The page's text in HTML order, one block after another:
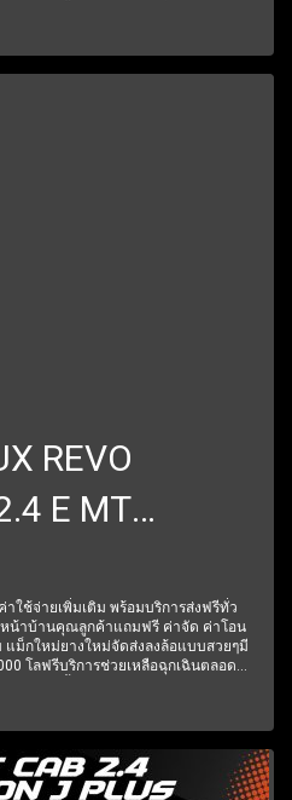
REVO
E MT
าท
ใช้จ่ายเพิ่มเติม พร้อมบริการส่งฟรีทั่ว
หน้าบ้านคุณลูกค้าแถมฟรี ค่าจัด ค่าโอน
ม็กใหม่ยางใหม่จัดส่งลงล้อแบบสวยๆมี
โลฟรีบริการช่วยเหลือฉุกเฉินตลอด